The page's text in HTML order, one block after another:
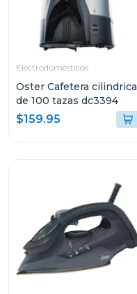
Electrodomésticos
Oster Cafetera cilindrica
de 100 tazas dc3394
$159.95